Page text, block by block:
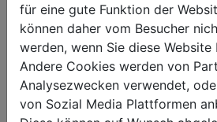
Das könnte
für eine gute Funktion der
können daher vom Besucher
werden, wenn Sie diese Website
Andere Cookies werden von
Analysezwecken verwendet,
von Sozial Media Plattformen